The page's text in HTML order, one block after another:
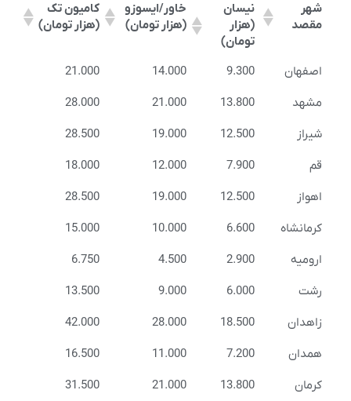
شهر
مقصد
نیسان
(هزار
تومان)
خاور/ایسوزو
(هزار تومان)
کامیون تک
(هزار تومان)
اصفهان 9.300
14.000
21.000
مشهد
13.800
21.000
28.000
شیراز
12.500
19.000
28.500
قم
7.900
12.000
18.000
اهواز
12.500
19.000
28.500
کرمانشاه
6.600
10.000
15.000
ارومیه
2.900
4.500
6.750
رشت
6.000
9.000
13.500
زاهدان
18.500
28.000
42.000
همدان
7.200
11.000
16.500
کرمان
13.800
21.000
31.500